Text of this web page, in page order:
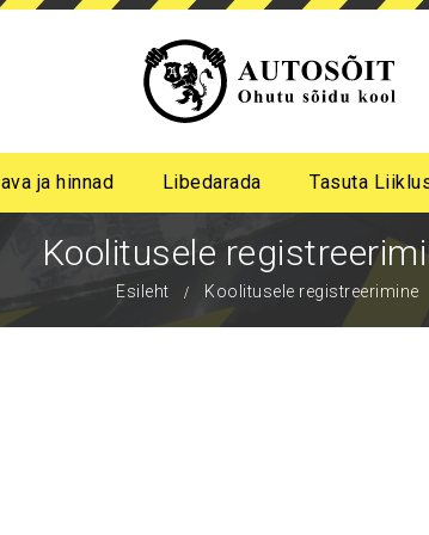
ja hinnad Libedarada Tasuta
Koolitusele
Esileht Koolitusele registreerimine